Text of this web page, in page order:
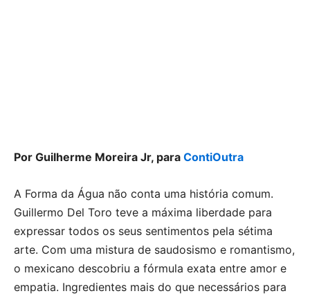
Por Guilherme Moreira Jr, para ContiOutra
A Forma da Água não conta uma história comum.
Guillermo Del Toro teve a máxima liberdade para
expressar todos os seus sentimentos pela sétima
arte. Com uma mistura de saudosismo e romantismo,
o mexicano descobriu a fórmula exata entre amor e
empatia. Ingredientes mais do que necessários para